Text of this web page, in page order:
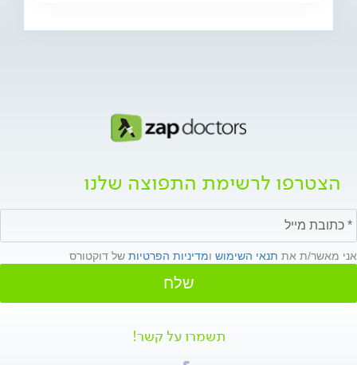
הצטרפו לרשימת התפוצה שלנו
אני מאשר/ת את תנאי השימוש ומדיניות הפרטיות של דוקטורס
שלח
תשמרו על קשר!